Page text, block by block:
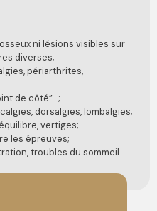
ni lésions visibles sur
diverses;
périarthrites,
de côté”…;
dorsalgies, lombalgies;
vertiges;
les épreuves;
troubles du sommeil.